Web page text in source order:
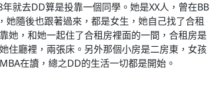
就去DD算是投靠一個同學。她是XX人，曾在BB
她隨後也跟著過來，都是女生，她自己找了合租
她，和她一起住了合租房裡面的一間，合租房是
住廳裡，兩張床。另外那個小房是二房東，女孩
在讀，總之DD的生活一切都是開始。